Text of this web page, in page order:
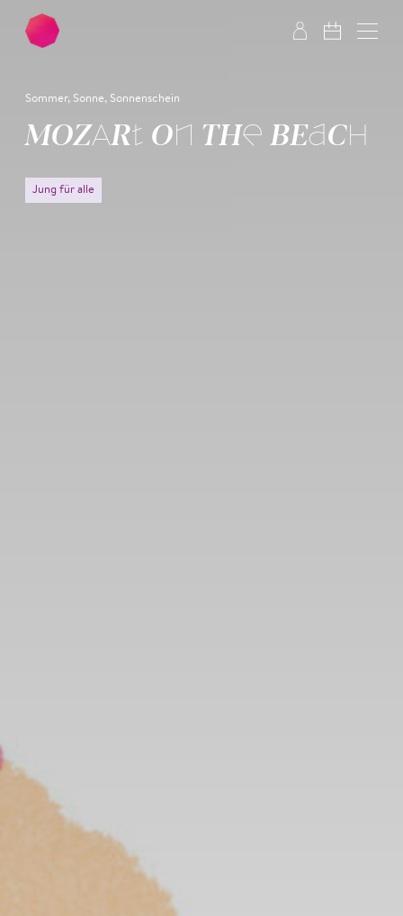
Zum Hauptinhalt springen Zum Footer springen
Sommer, Sonne, Sonnenschein
MOZART ON THE BEACH
Jung für alle